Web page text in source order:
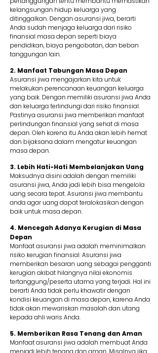
kelangsungan hidup keluarga yang
ditinggalkan. Dengan asuransi jiwa, berarti
Anda sudah menjaga keluarga dari risiko
finansial masa depan seperti biaya
pendidikan, biaya pengobatan, dan beban
tanggungan lain.
2. Manfaat Tabungan Masa Depan
Asuransi jiwa mengajarkan kita untuk
melakukan perencanaan keuangan keluarga
yang baik. Dengan memiliki asuransi jiwa Anda
dan keluarga terlindungi dari risiko finansial.
Pastinya asuransi jiwa memberikan manfaat
perlindungan finansial yang sehat di masa
depan. Oleh karena itu Anda akan lebih hemat
dan bijaksana dalam mengatur keuangan
masa depan.
3. Lebih Hati-Hati Membelanjakan Uang
Maksudnya disini adalah dengan memiliki
asuransi jiwa, Anda jadi lebih bisa mengelola
uang secara tepat. Asuransi jiwa membantu
anda agar uang dapat teralokasikan dengan
baik untuk masa depan.
4. Mencegah Adanya Kerugian di Masa
Depan
Manfaat asuransi jiwa adalah meminimalkan
risiko kerugian finansial. Asuransi jiwa
memberikan besaran uang sebagai pengganti
kerugian akibat hilangnya nilai ekonomis
tertanggung/peserta utama yang terjadi. Hal ini
berarti Anda tidak perlu khawatir dengan
kondisi keuangan di masa depan, karena Anda
tidak akan mewariskan masalah dan utang
kepada ahli waris Anda.
5. Memberikan Rasa Tenang dan Aman
Manfaat asuransi jiwa adalah membuat Anda
menjadi lebih tenang dan aman. Misalnya jika